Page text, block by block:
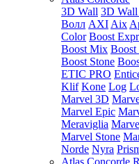
3D Wall 3D
Волл AXI Aix
Color Boost
Boost Mix Boost
Boost Stone
ETIC PRO
Klif Kone Log
Marvel 3D
Marvel Epic
Meraviglia
Marvel Stone
Norde Nyra